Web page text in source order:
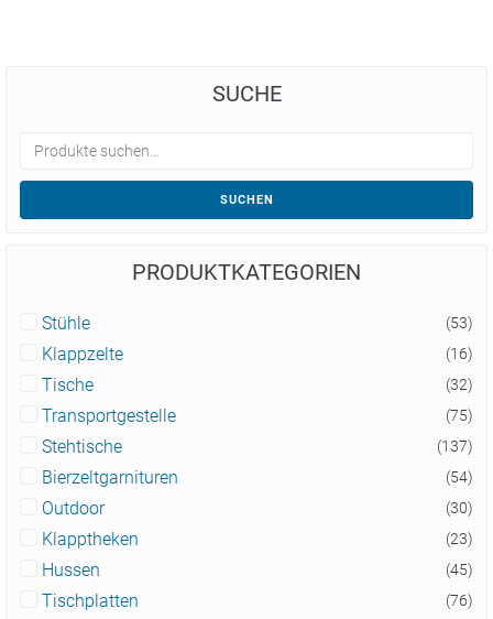
SUCHE
SUCHEN
PRODUKTKATEGORIEN
Stühle (53)
Klappzelte (16)
Tische (32)
Transportgestelle (75)
Stehtische (137)
Bierzeltgarnituren (54)
Outdoor (30)
Klapptheken (23)
Hussen (45)
Tischplatten (76)